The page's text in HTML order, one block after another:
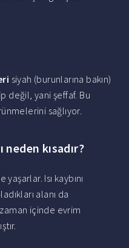
siyah (burunlarına bakın)
değil, yani şeffaf. Bu
sağlıyor.
neden kısadır?
Isı kaybını
alanı da
içinde evrim